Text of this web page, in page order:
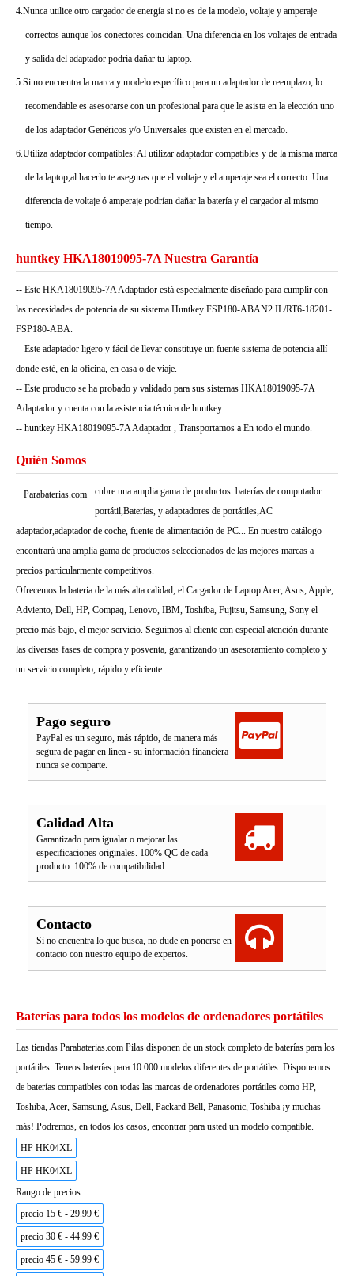
4.Nunca utilice otro cargador de energía si no es de la modelo, voltaje y amperaje
correctos aunque los conectores coincidan. Una diferencia en los voltajes de entrada
y salida del adaptador podría dañar tu laptop.
5.Si no encuentra la marca y modelo específico para un adaptador de reemplazo, lo
recomendable es asesorarse con un profesional para que le asista en la elección uno
de los adaptador Genéricos y/o Universales que existen en el mercado.
6.Utiliza adaptador compatibles: Al utilizar adaptador compatibles y de la misma marca
de la laptop,al hacerlo te aseguras que el voltaje y el amperaje sea el correcto. Una
diferencia de voltaje ó amperaje podrían dañar la batería y el cargador al mismo
tiempo.
huntkey HKA18019095-7A Nuestra Garantía
-- Este HKA18019095-7A Adaptador está especialmente diseñado para cumplir con
las necesidades de potencia de su sistema Huntkey FSP180-ABAN2 IL/RT6-18201-
FSP180-ABA.
-- Este adaptador ligero y fácil de llevar constituye un fuente sistema de potencia allí
donde esté, en la oficina, en casa o de viaje.
-- Este producto se ha probado y validado para sus sistemas HKA18019095-7A
Adaptador y cuenta con la asistencia técnica de huntkey.
-- huntkey HKA18019095-7A Adaptador , Transportamos a En todo el mundo.
Quién Somos
Parabaterias.com
cubre una amplia gama de productos: baterías de computador
portátil,Baterías, y adaptadores de portátiles,AC
adaptador,adaptador de coche, fuente de alimentación de PC... En nuestro catálogo
encontrará una amplia gama de productos seleccionados de las mejores marcas a
precios particularmente competitivos.
Ofrecemos la bateria de la más alta calidad, el Cargador de Laptop Acer, Asus, Apple,
Adviento, Dell, HP, Compaq, Lenovo, IBM, Toshiba, Fujitsu, Samsung, Sony el
precio más bajo, el mejor servicio. Seguimos al cliente con especial atención durante
las diversas fases de compra y posventa, garantizando un asesoramiento completo y
un servicio completo, rápido y eficiente.
Pago seguro
PayPal es un seguro, más rápido, de manera más
segura de pagar en línea - su información financiera
nunca se comparte.
Calidad Alta
Garantizado para igualar o mejorar las
especificaciones originales. 100% QC de cada
producto. 100% de compatibilidad.
Contacto
Si no encuentra lo que busca, no dude en ponerse en
contacto con nuestro equipo de expertos.
Baterías para todos los modelos de ordenadores portátiles
Las tiendas Parabaterias.com Pilas disponen de un stock completo de baterías para los
portátiles. Teneos baterías para 10.000 modelos diferentes de portátiles. Disponemos
de baterías compatibles con todas las marcas de ordenadores portátiles como HP,
Toshiba, Acer, Samsung, Asus, Dell, Packard Bell, Panasonic, Toshiba ¡y muchas
más! Podremos, en todos los casos, encontrar para usted un modelo compatible.
HP HK04XL
HP HK04XL
Rango de precios
precio 15 € - 29.99 €
precio 30 € - 44.99 €
precio 45 € - 59.99 €